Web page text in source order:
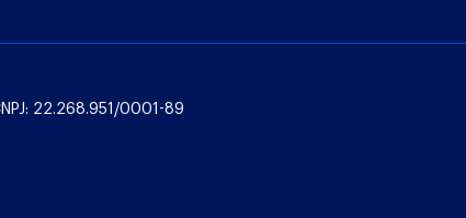
22.268.951/0001-89